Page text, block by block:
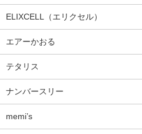
ELIXCELL（エリクセル）
エアーかおる
テタリス
ナンバースリー
memi’s